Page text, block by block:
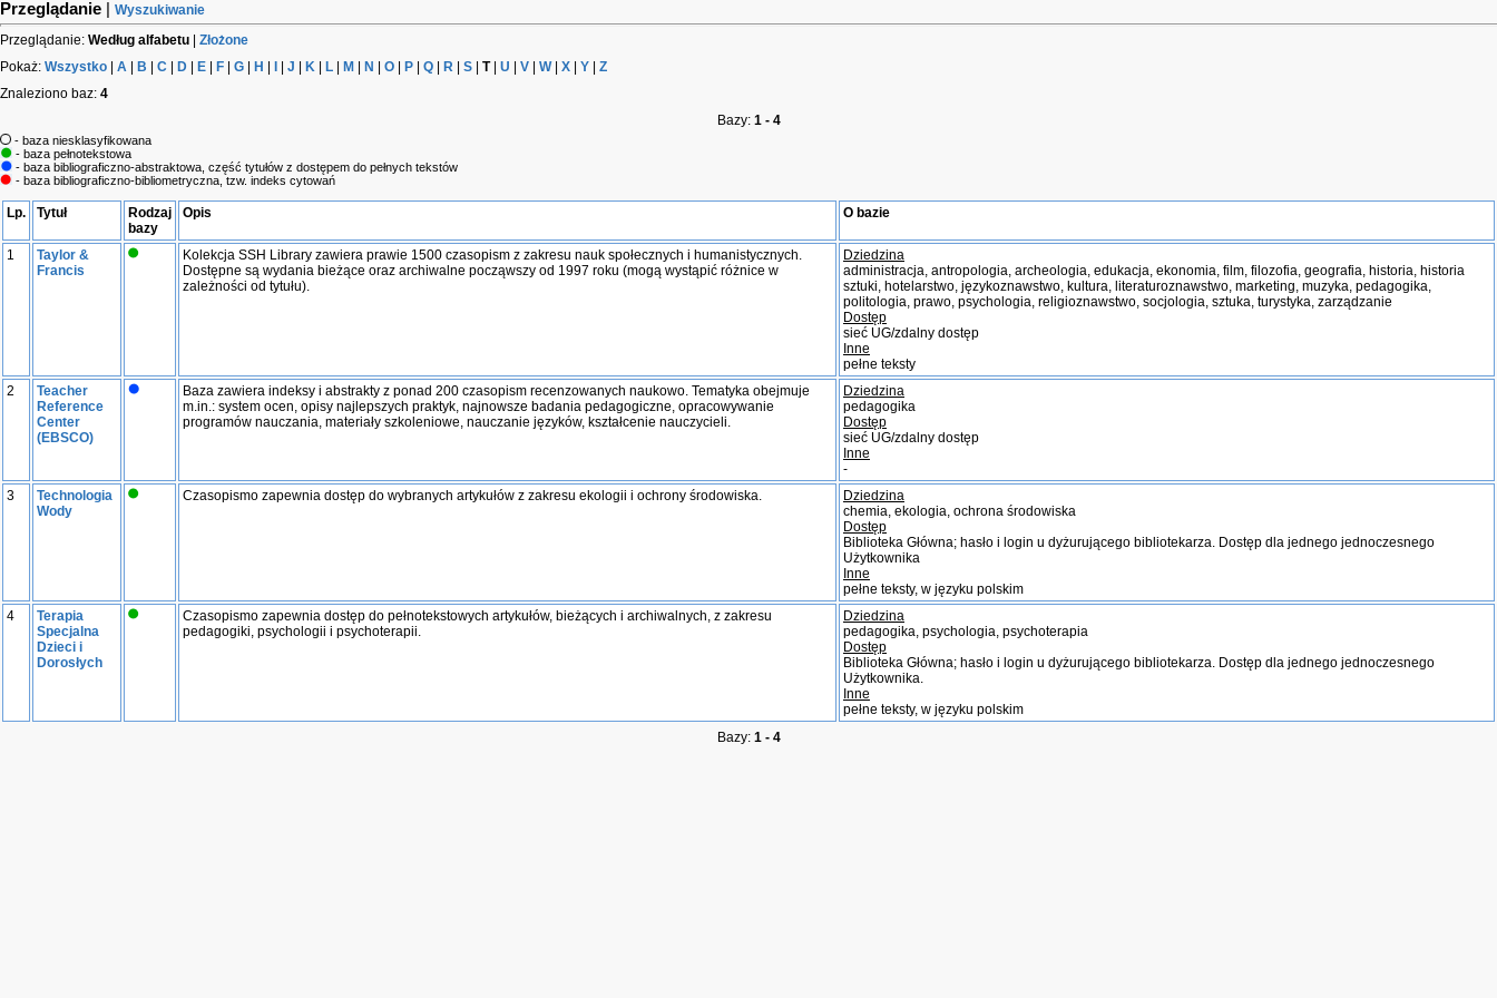
Przeglądanie
Wyszukiwanie
Przeglądanie: Według alfabetu
Złożone
Pokaż: Wszystko A B C D E F G H J K L M N O P Q R S T| U V W| X Y
Z
Znaleziono baz: 4
Bazy: 1 - 4
- baza niesklasyfikowana
- baza pełnotekstowa
- baza bibliograficzno-abstraktowa, część tytułów z dostępem do pełnych tekstów
- baza bibliograficzno-bibliometryczna, tzw. indeks cytowań
Lp. Tytuł
Rodzaj
bazy
Opis O bazie
1
Taylor &
Francis
Kolekcja SSH Library zawiera prawie 1500 czasopism z zakresu nauk społecznych i humanistycznych.
Dostępne są wydania bieżące oraz archiwalne począwszy od 1997 roku (mogą wystąpić różnice w
zależności od tytułu).
Dziedzina
administracja, antropologia, archeologia, edukacja, ekonomia, film, filozofia, geografia, historia, historia
sztuki, hotelarstwo, językoznawstwo, kultura, literaturoznawstwo, marketing, muzyka, pedagogika,
politologia, prawo, psychologia, religioznawstwo, socjologia, sztuka, turystyka, zarządzanie
Dostęp
sieć UG/zdalny dostęp
Inne
pełne teksty
2
Teacher
Reference
Center
(EBSCO)
Baza zawiera indeksy i abstrakty z ponad 200 czasopism recenzowanych naukowo. Tematyka obejmuje
m.in.: system ocen, opisy najlepszych praktyk, najnowsze badania pedagogiczne, opracowywanie
programów nauczania, materiały szkoleniowe, nauczanie języków, kształcenie nauczycieli.
Dziedzina
pedagogika
Dostęp
sieć UG/zdalny dostęp
Inne
-
3
Technologia
Wody
Czasopismo zapewnia dostęp do wybranych artykułów z zakresu ekologii i ochrony środowiska.
Dziedzina
chemia, ekologia, ochrona środowiska
Dostęp
Biblioteka Główna; hasło i login u dyżurującego bibliotekarza. Dostęp dla jednego jednoczesnego
Użytkownika
Inne
pełne teksty, w języku polskim
4
Terapia
Specjalna
Dzieci i
Dorosłych
Czasopismo zapewnia dostęp do pełnotekstowych artykułów, bieżących i archiwalnych, z zakresu
pedagogiki, psychologii i psychoterapii.
Dziedzina
pedagogika, psychologia, psychoterapia
Dostęp
Biblioteka Główna; hasło i login u dyżurującego bibliotekarza. Dostęp dla jednego jednoczesnego
Użytkownika.
Inne
pełne teksty, w języku polskim
Bazy: 1 - 4